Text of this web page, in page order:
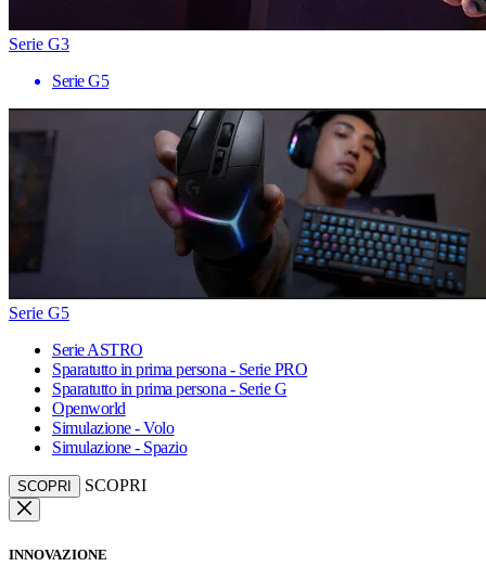
Serie G3
Serie G5
Serie G5
Serie ASTRO
Sparatutto in prima persona - Serie PRO
Sparatutto in prima persona - Serie G
Openworld
Simulazione - Volo
Simulazione - Spazio
SCOPRI SCOPRI
INNOVAZIONE